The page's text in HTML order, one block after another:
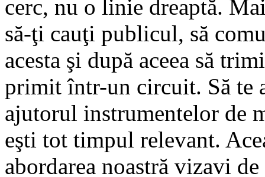
cerc, nu o linie dreaptă.
să-ţi cauţi publicul, să
acesta şi după aceea să
primit într-un circuit. Să te
ajutorul instrumentelor de
eşti tot timpul relevant.
abordarea noastră vizavi